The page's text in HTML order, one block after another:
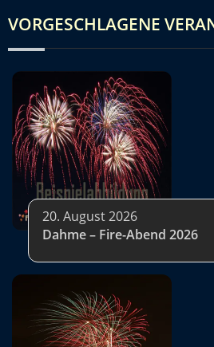
VORGESCHLAGENE
20. August 2026
Dahme – Fire-Abend 2026